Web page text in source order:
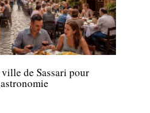
de Sassari pour